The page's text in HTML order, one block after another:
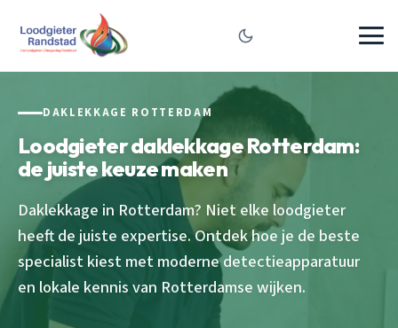
DAKLEKKAGE ROTTERDAM
Loodgieter daklekkage Rotterdam:
de juiste keuze maken
Daklekkage in Rotterdam? Niet elke loodgieter
heeft de juiste expertise. Ontdek hoe je de beste
specialist kiest met moderne detectieapparatuur
en lokale kennis van Rotterdamse wijken.